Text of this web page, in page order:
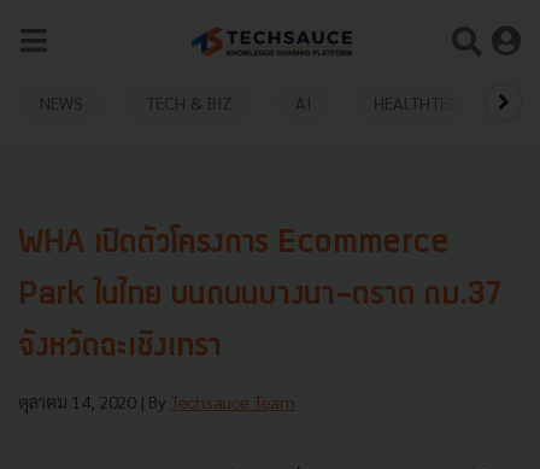
NEWS TECH & BIZ AI HEALTHTECH
WHA เปิดตัวโครงการ Ecommerce
Park ในไทย บนถนนบางนา-ตราด กม.37
จังหวัดฉะเชิงเทรา
ตุลาคม 14, 2020 | By Techsauce Team